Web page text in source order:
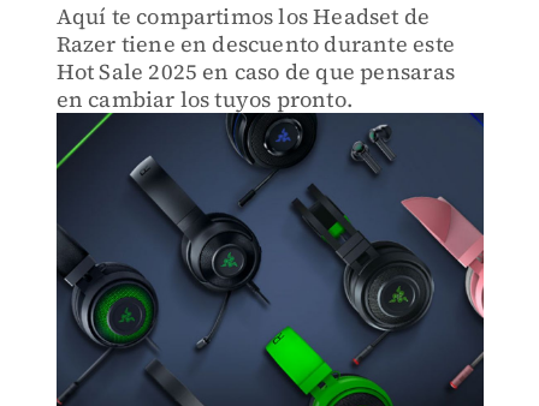
Aquí te compartimos los Headset de
Razer tiene en descuento durante este
Hot Sale 2025 en caso de que pensaras
en cambiar los tuyos pronto.